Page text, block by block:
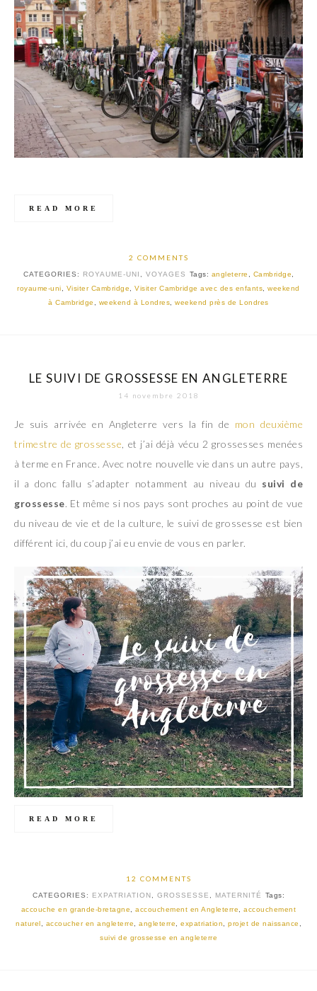
READ MORE
2 COMMENTS
CATEGORIES: ROYAUME-UNI VOYAGES Tags: angleterre Cambridge
royaume-uni
Visiter Cambridge ,Visiter Cambridge avec des enfants ,weekend
à Cambridge
weekend à Londres ,weekend près de Londres
LE SUIVI DE GROSSESSE EN ANGLETERRE
14 novembre 2018
Je suis arrivée en Angleterre vers la fin de mon deuxième
trimestre de grossesse , et j’ai déjà vécu 2 grossesses menées
à terme en France. Avec notre nouvelle vie dans un autre pays,
il a donc fallu s’adapter notamment au niveau du suivi de
grossesse. Et même si nos pays sont proches au point de vue
du niveau de vie et de la culture, le suivi de grossesse est bien
différent ici, du coup j’ai eu envie de vous en parler.
READ MORE
12 COMMENTS
CATEGORIES: EXPATRIATION GROSSESSE MATERNITÉ
Tags:
accouche en grande-bretagne
,accouchement en Angleterre ,accouchement
naturel
accoucher en angleterre angleterre expatriation projet de naissance
suivi de grossesse en angleterre